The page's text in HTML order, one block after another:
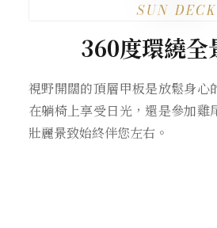
SUN DECK
360度環繞全
視野開闊的頂層甲板是放鬆身心
在躺椅上享受日光，還是參加雞
壯麗景致始終伴您左右。